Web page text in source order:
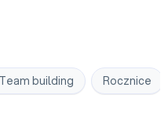
Team building Rocznice